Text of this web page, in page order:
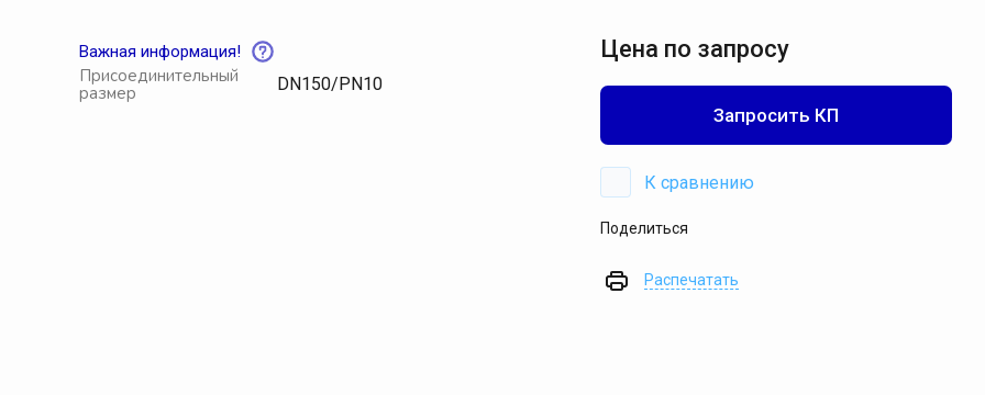
Аксессуары для вакуумных насосов
Пневмотранспорт
Важная информация!
Присоединительный
размер
DN150/PN10
Цена по запросу
Запросить КП
К сравнению
Поделиться
Распечатать